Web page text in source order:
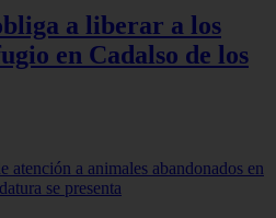
a liberar a los
en Cadalso de los